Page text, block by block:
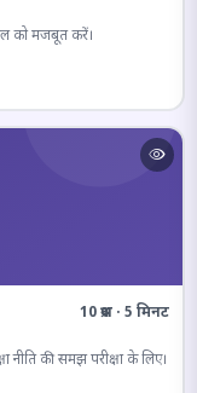
को मजबूत करें।
10 प्रश्न · 5 मिनट
नीति की समझ परीक्षा के लिए।